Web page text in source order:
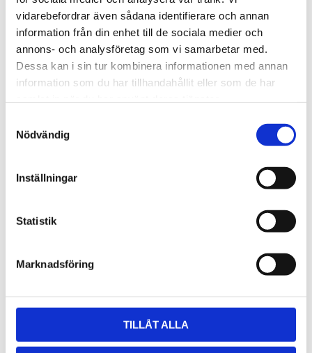
vidarebefordrar även sådana identifierare och annan
information från din enhet till de sociala medier och
annons- och analysföretag som vi samarbetar med.
Dessa kan i sin tur kombinera informationen med annan
information som du har tillhandahållit eller som de har
Nödvändig
Inställningar
Statistik
Marknadsföring
TILLÅT ALLA
Lättmonterad
lasthållarfot för Thule Evo-
takräcken, för fordon med
integrerad reling.
1 795 kr
1 975 kr
720600
Lättmonterad
lasthållarfot för Thule
Edge-takräcken, för
fordon med integrerad
reling.
2 525kr
2 635kr